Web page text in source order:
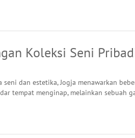
Koleksi Seni
seni dan estetika, Jogja menawarkan
tempat menginap, melainkan sebuah